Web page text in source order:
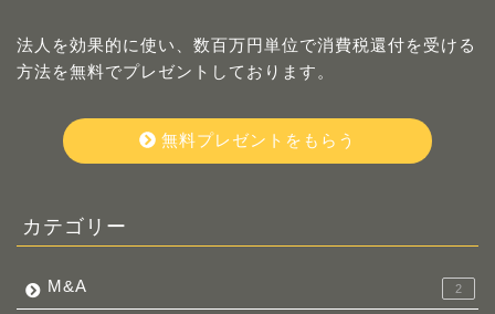
法人を効果的に使い、数百万円単位で消費税還付を受ける
方法を無料でプレゼントしております。
無料プレゼントをもらう
カテゴリー
M&A 2